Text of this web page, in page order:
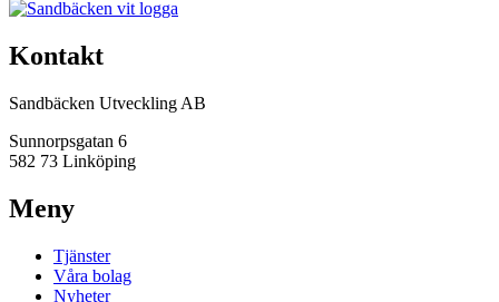
Kontakt
Sandbäcken Utveckling AB
Sunnorpsgatan 6
582 73 Linköping
Meny
Tjänster
Våra bolag
Nyheter